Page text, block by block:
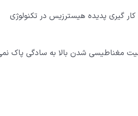
کار گیری پدیده هیسترزیس در تکنولوژی
مغناطیسی شدن بالا به سادگی پاک